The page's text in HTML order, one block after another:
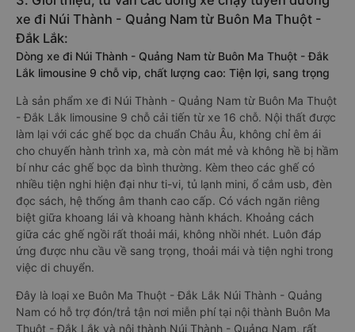
đảm bảo giữ chỗ 100% và hỗ trợ đổi trả vé miễn phí. Tổng đài
tư vấn, đặt vé và đổi trả vé miễn phí:1900 888684 .
3. Giới thiệu, tư vấn các dòng xe chạy tuyến đường
xe đi Núi Thành - Quảng Nam từ Buôn Ma Thuột -
Đắk Lắk:
Dòng xe đi Núi Thành - Quảng Nam từ Buôn Ma Thuột - Đắk
Lắk limousine 9 chỗ vip, chất lượng cao: Tiện lợi, sang trọng
Là sản phẩm xe đi Núi Thành - Quảng Nam từ Buôn Ma Thuột
- Đắk Lắk limousine 9 chỗ cải tiến từ xe 16 chỗ. Nội thất được
làm lại với các ghế bọc da chuẩn Châu Âu, không chỉ êm ái
cho chuyến hành trình xa, mà còn mát mẻ và không hề bị hầm
bí như các ghế bọc da bình thường. Kèm theo các ghế có
nhiều tiện nghi hiện đại như ti-vi, tủ lạnh mini, ổ cắm usb, đèn
đọc sách, hệ thống âm thanh cao cấp. Có vách ngăn riêng
biệt giữa khoang lái và khoang hành khách. Khoảng cách
giữa các ghế ngồi rất thoải mái, không nhồi nhét. Luôn đáp
ứng được nhu cầu về sang trọng, thoải mái và tiện nghi trong
việc di chuyển.